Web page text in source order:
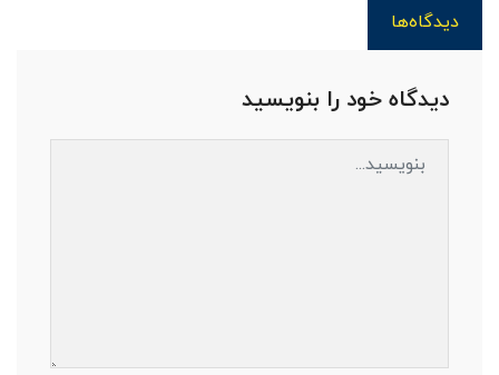
دیدگاه‌ها
دیدگاه خود را بنویسید